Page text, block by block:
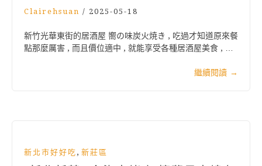
Clairehsuan / 2025-05-18
新竹光華東街的居酒屋 嚮の味炭火焼き , 吃過才知道原來餐
點那麼厲害 , 而且價位適中 , 就能享受各種居酒屋美食 , …
繼續閱讀 →
新北市好好吃 , 新莊區